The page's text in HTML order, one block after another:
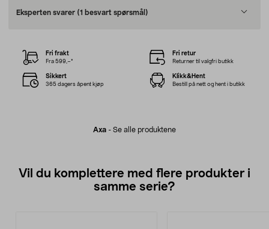
Eksperten svarer (1 besvart spørsmål)
Axa - Se alle produktene
Fri frakt
Fra 599,–*
Fri retur
Returner til valgfri butikk
Sikkert
365 dagers åpent kjøp
Klikk&Hent
Bestill på nett og hent i butikk
Vil du komplettere med flere produkter i
samme serie?